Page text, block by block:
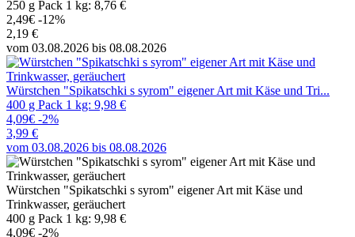
250 g Pack 1 kg: 8,76 €
2,49€ -12%
2,19 €
vom 03.08.2026 bis 08.08.2026
Würstchen "Spikatschki s syrom" eigener Art mit Käse und Tri...
400 g Pack 1 kg: 9,98 €
4,09€ -2%
3,99 €
vom 03.08.2026 bis 08.08.2026
Würstchen "Spikatschki s syrom" eigener Art mit Käse und
Trinkwasser, geräuchert
400 g Pack 1 kg: 9,98 €
4,09€ -2%